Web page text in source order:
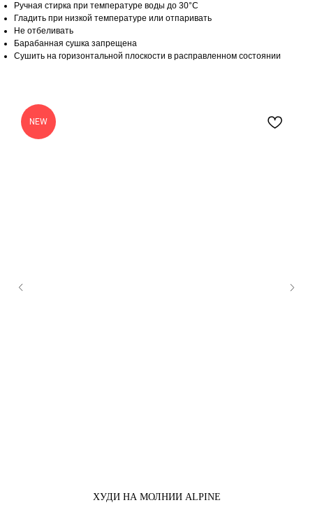
Ручная стирка при температуре воды до 30°C
Гладить при низкой температуре или отпаривать
Не отбеливать
Барабанная сушка запрещена
Сушить на горизонтальной плоскости в расправленном состоянии
NEW
ХУДИ НА МОЛНИИ ALPINE